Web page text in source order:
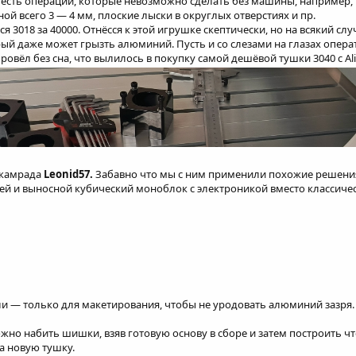
всего 3 — 4 мм, плоские лыски в округлых отверстиях и пр.
3018 за 40000. Отнёсся к этой игрушке скептически, но на всякий
даже может грызть алюминий. Пусть и со слезами на глазах
без сна, что вылилось в покупку самой дешёвой тушки 3040 с
Leonid57. Забавно что мы с ним применили похожие
и выносной кубический моноблок с электроникой вместо
— только для макетирования, чтобы не уродовать алюминий зазря.
набить шишки, взяв готовую основу в сборе и затем построить
новую тушку.